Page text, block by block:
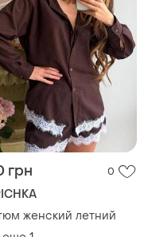
грн 0
женский летний
еще 1